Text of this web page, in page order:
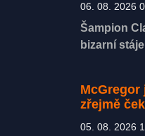
06. 08. 2026
Šampion
bizarní
McGregor
zřejmě
05. 08. 2026